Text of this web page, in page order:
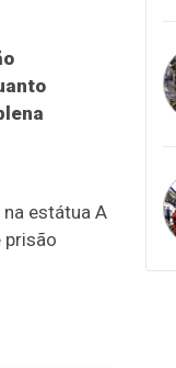
estátua A
prisão